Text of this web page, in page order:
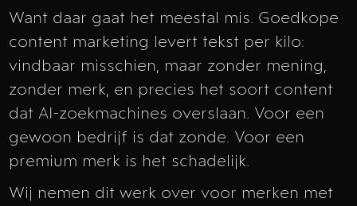
Want daar gaat het meestal mis. Goedkope
content marketing levert tekst per kilo:
vindbaar misschien, maar zonder mening,
zonder merk, en precies het soort content
dat AI-zoekmachines overslaan. Voor een
gewoon bedrijf is dat zonde. Voor een
premium merk is het schadelijk.
Wij nemen dit werk over voor merken met